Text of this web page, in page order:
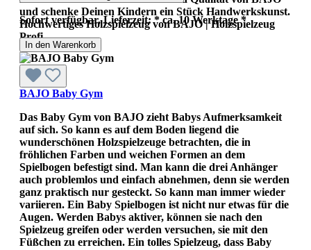
und schenke Deinen Kindern ein Stück Handwerkskunst.
Hochwertiges Holzspielzeug von BAJO | Holzspielzeug
Profi
Sofort verfügbar, Lieferzeit: * ca. 10 Werktage *
In den Warenkorb
BAJO Baby Gym
Das Baby Gym von BAJO zieht Babys Aufmerksamkeit
auf sich. So kann es auf dem Boden liegend die
wunderschönen Holzspielzeuge betrachten, die in
fröhlichen Farben und weichen Formen an dem
Spielbogen befestigt sind. Man kann die drei Anhänger
auch problemlos und einfach abnehmen, denn sie werden
ganz praktisch nur gesteckt. So kann man immer wieder
variieren. Ein Baby Spielbogen ist nicht nur etwas für die
Augen. Werden Babys aktiver, können sie nach den
Spielzeug greifen oder werden versuchen, sie mit den
Füßchen zu erreichen. Ein tolles Spielzeug, dass Baby